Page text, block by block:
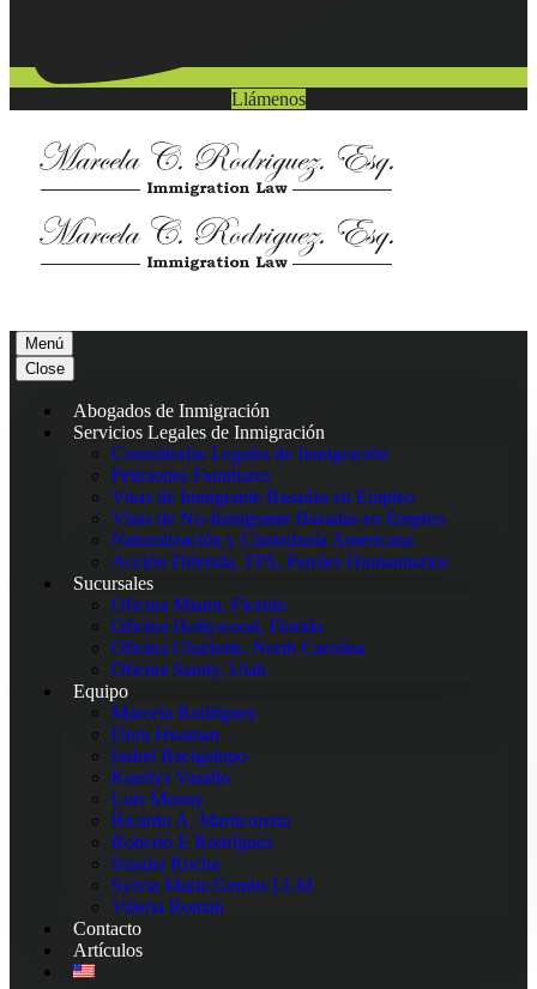
Llámenos
Menú
Close
Abogados de Inmigración
Servicios Legales de Inmigración
Consultorías Legales de Inmigración
Peticiones Familiares
Visas de Inmigrante Basadas en Empleo
Visas de No-Inmigrante Basadas en Empleo
Naturalización y Ciudadanía Americana
Acción Diferida, TPS, Paroles Humanitarios
Sucursales
Oficina Miami, Florida
Oficina Hollywood, Florida
Oficina Charlotte, North Carolina
Oficina Sandy, Utah
Equipo
Marcela Rodríguez
Dora Huaman
Isabel Bacigalupo
Karelys Vasallo
Luis Mauny
Ricardo A. Marticorena
Roberto E Rodríguez
Susana Rocha
Sylvia Maria Gembs LLM
Valeria Román
Contacto
Artículos